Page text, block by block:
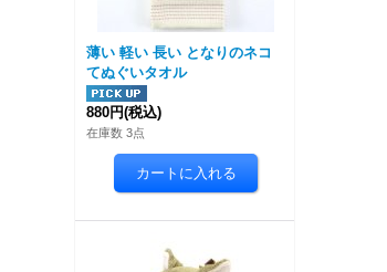
薄い 軽い 長い となりのネコ
てぬぐいタオル
880円(税込)
在庫数 3点